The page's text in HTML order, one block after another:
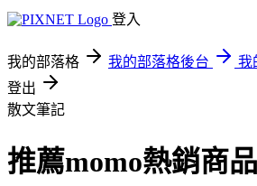
登入
我的部落格 我的部落格後台
我
登出
散文筆記
推薦momo熱銷商